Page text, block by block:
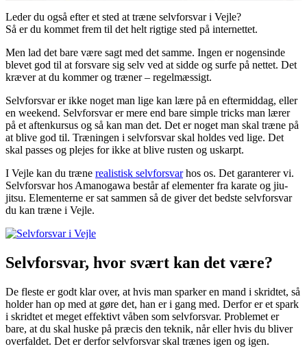
Leder du også efter et sted at træne selvforsvar i Vejle?
Så er du kommet frem til det helt rigtige sted på internettet.
Men lad det bare være sagt med det samme. Ingen er nogensinde
blevet god til at forsvare sig selv ved at sidde og surfe på nettet. Det
kræver at du kommer og træner – regelmæssigt.
Selvforsvar er ikke noget man lige kan lære på en eftermiddag, eller
en weekend. Selvforsvar er mere end bare simple tricks man lærer
på et aftenkursus og så kan man det. Det er noget man skal træne på
at blive god til. Træningen i selvforsvar skal holdes ved lige. Det
skal passes og plejes for ikke at blive rusten og uskarpt.
I Vejle kan du træne realistisk selvforsvarhos os. Det garanterer vi.
Selvforsvar hos Amanogawa består af elementer fra karate og jiu-
jitsu. Elementerne er sat sammen så de giver det bedste selvforsvar
du kan træne i Vejle.
Selvforsvar, hvor svært kan det være?
De fleste er godt klar over, at hvis man sparker en mand i skridtet, så
holder han op med at gøre det, han er i gang med. Derfor er et spark
i skridtet et meget effektivt våben som selvforsvar. Problemet er
bare, at du skal huske på præcis den teknik, når eller hvis du bliver
overfaldet. Det er derfor selvforsvar skal trænes igen og igen.